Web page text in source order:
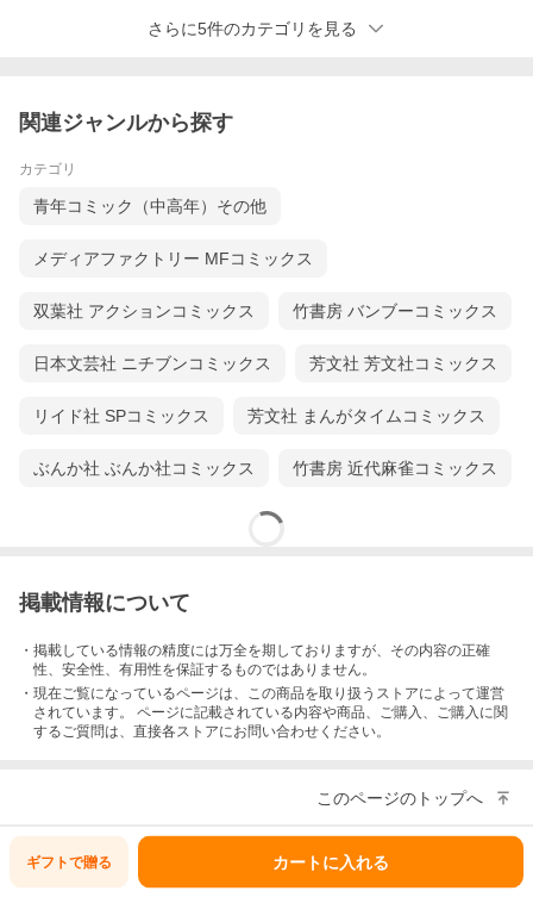
さらに5件のカテゴリを見る
関連ジャンルから探す
カテゴリ
青年コミック（中高年）その他
メディアファクトリー MFコミックス
双葉社 アクションコミックス 竹書房 バンブーコミックス
日本文芸社 ニチブンコミックス 芳文社 芳文社コミックス
リイド社 SPコミックス 芳文社 まんがタイムコミックス
ぶんか社 ぶんか社コミックス 竹書房 近代麻雀コミックス
掲載情報について
・掲載している情報の精度には万全を期しておりますが、その内容の正確
性、安全性、有用性を保証するものではありません。
・現在ご覧になっているページは、この商品を取り扱うストアによって運営
されています。 ページに記載されている内容や商品、ご購入 、ご購入に関
するご質問は、直接各ストアにお問い合わせください。
このページのトップへ
ギフトで贈る カートに入れる